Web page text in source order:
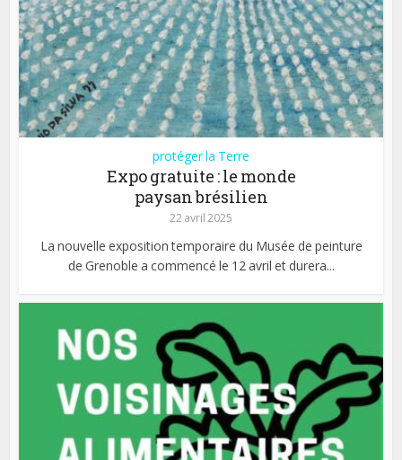
protéger la Terre
Expo gratuite : le monde
paysan brésilien
22 avril 2025
La nouvelle exposition temporaire du Musée de peinture
de Grenoble a commencé le 12 avril et durera...